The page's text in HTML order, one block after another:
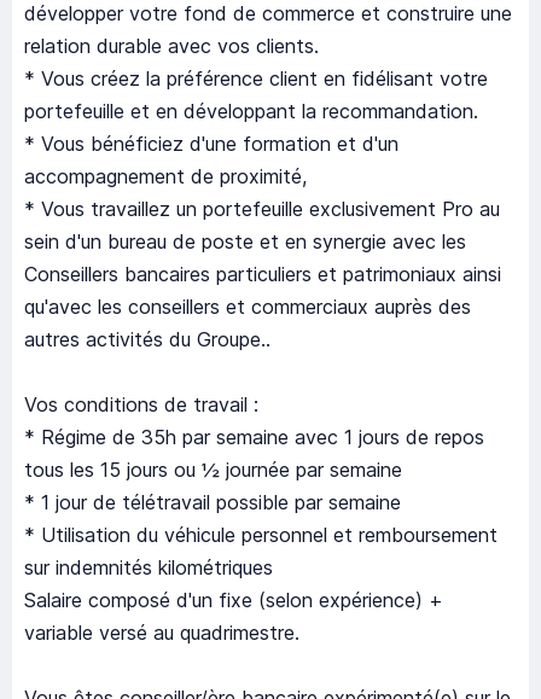
développer votre fond de commerce et construire une
relation durable avec vos clients.
* Vous créez la préférence client en fidélisant votre
portefeuille et en développant la recommandation.
* Vous bénéficiez d'une formation et d'un
accompagnement de proximité,
* Vous travaillez un portefeuille exclusivement Pro au
sein d'un bureau de poste et en synergie avec les
Conseillers bancaires particuliers et patrimoniaux ainsi
qu'avec les conseillers et commerciaux auprès des
autres activités du Groupe..
Vos conditions de travail :
* Régime de 35h par semaine avec 1 jours de repos
tous les 15 jours ou ½ journée par semaine
* 1 jour de télétravail possible par semaine
* Utilisation du véhicule personnel et remboursement
sur indemnités kilométriques
Salaire composé d'un fixe (selon expérience) +
variable versé au quadrimestre.